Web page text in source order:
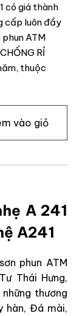
có giá thành
cấp luôn đầy
phun ATM
RỈ
thuộc
vào giỏ
A 241
A241
phun ATM
Thái Hưng,
thương
hàn, Đá mài,